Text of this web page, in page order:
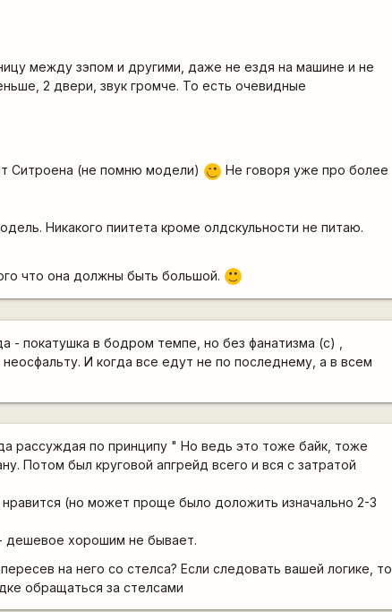
между зэпом и другими, даже не ездя на машине и не
2 двери, звук громче. То есть очевидные
Ситроена (не помню модели) ,-) Не говоря уже про более
Никакого пиитета кроме олдскульности не питаю.
что она должны быть большой.
:)
- покатушка в бодром темпе, но без фанатизма (с) ,
И когда все едут не по последнему, а в всем
рассуждая по принципу " Но ведь это тоже байк, тоже
Потом был круговой апгрейд всего и вся с затратой
(но может проще было доложить изначально 2-3
дешевое хорошим не бывает.
на него со стелса? Если следовать вашей логике, то
обращаться за стелсами